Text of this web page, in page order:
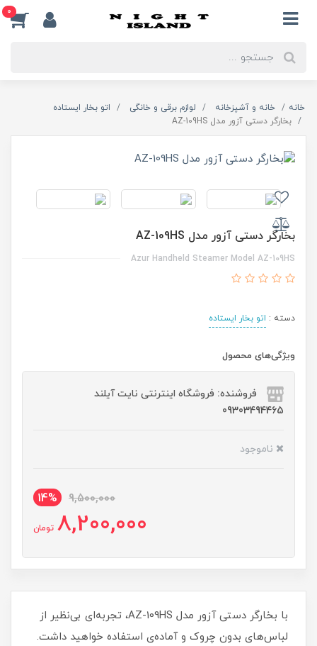
0
خانه خانه و آشپزخانه لوازم برقی و خانگی
اتو بخار ایستاده
بخارگر دستی آزور مدل AZ-109HS
بخارگر دستی آزور مدل AZ-109HS
Azur Handheld Steamer Model AZ-109HS
دسته : اتو بخار ایستاده
ویژگی‌های محصول
فروشنده: فروشگاه اینترنتی نایت آیلند
09303494465
ناموجود
9,500,000
14%
8,200,000 تومان
با بخارگر دستی آزور مدل AZ-109HS، تجربه‌ای بی‌نظیر از
لباس‌های بدون چروک و آماده‌ی استفاده خواهید داشت.